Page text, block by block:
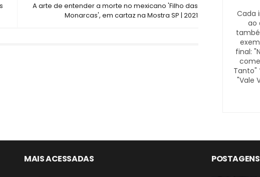
A arte de entender a morte no mexicano 'Filho das
Monarcas', em cartaz na Mostra SP | 2021
Cada
ao
final:
Tanto"
"Vale
MAIS ACESSADAS